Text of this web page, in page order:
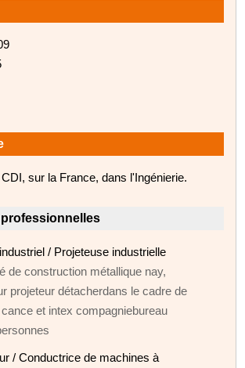
sur la France, dans l'Ingénierie.
/ Projeteuse industrielle
de construction métallique nay,
projeteur détacherdans le cadre de
et intex compagniebureau
/ Conductrice de machines à